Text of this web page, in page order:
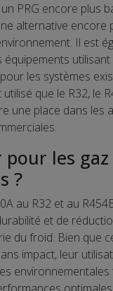
PRG encore plus
alternative encore
Il est
utilisant
les systèmes
que le R32, le
une place dans les
les gaz
?
au R32 et au
et de
du froid. Bien que
impact, leur
environnementales